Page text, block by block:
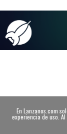
En Lanzanos.com
experiencia de uso.